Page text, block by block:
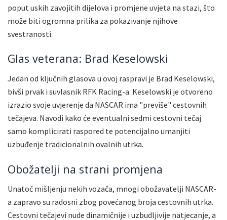
poput uskih zavojitih dijelova i promjene uvjeta na stazi, što
može biti ogromna prilika za pokazivanje njihove
svestranosti.
Glas veterana: Brad Keselowski
Jedan od ključnih glasova u ovoj raspravi je Brad Keselowski,
bivši prvak i suvlasnik RFK Racing-a. Keselowski je otvoreno
izrazio svoje uvjerenje da NASCAR ima "previše" cestovnih
tečajeva. Navodi kako će eventualni sedmi cestovni tečaj
samo komplicirati raspored te potencijalno umanjiti
uzbuđenje tradicionalnih ovalnih utrka.
Obožatelji na strani promjena
Unatoč mišljenju nekih vozača, mnogi obožavatelji NASCAR-
a zapravo su radosni zbog povećanog broja cestovnih utrka.
Cestovni tečajevi nude dinamičnije i uzbudljivije natjecanje, a